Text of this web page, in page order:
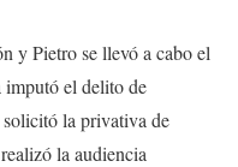
y Pietro se llevó a cabo el
imputó el delito de
la privativa de
la audiencia